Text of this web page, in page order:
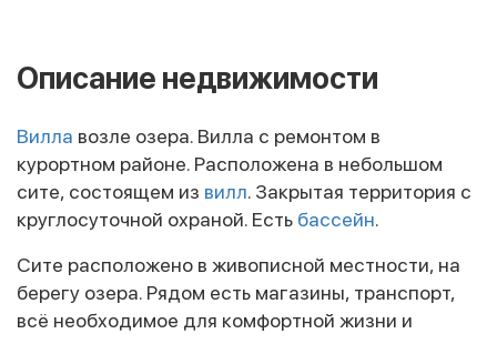
Описание недвижимости
Вилла возле озера. Вилла с ремонтом в
курортном районе. Расположена в небольшом
сите, состоящем из вилл. Закрытая территория с
круглосуточной охраной. Есть бассейн.
Сите расположено в живописной местности, на
берегу озера. Рядом есть магазины, транспорт,
всё необходимое для комфортной жизни и